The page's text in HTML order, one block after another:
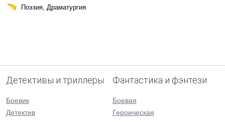
Поэзия, Драматургия
Детективы и триллеры
Боевик
Детектив
Фантастика и фэнтези
Боевая
Героическая